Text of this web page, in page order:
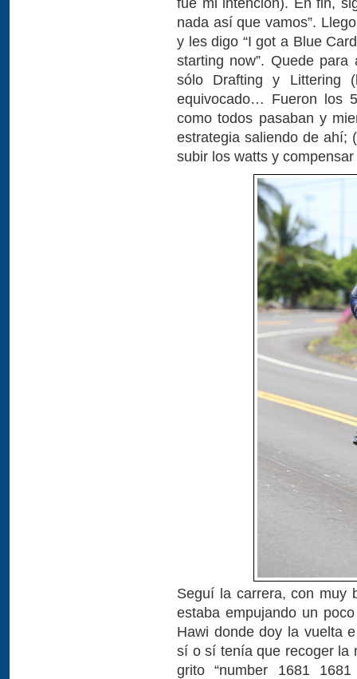
nada así que vamos”.
y les digo “I got a Blue
starting now”. Quede
sólo Drafting y Littering
equivocado… Fueron los
como todos pasaban y
estrategia saliendo de ahí;
subir los watts y
Seguí la carrera, con muy
estaba empujando un
Hawi donde doy la vuelta
sí o sí tenía que recoger la
grito “number 1681